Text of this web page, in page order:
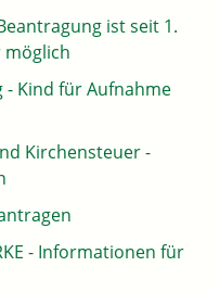
ist seit 1.
möglich
Kind für Aufnahme
Kirchensteuer -
- Informationen für